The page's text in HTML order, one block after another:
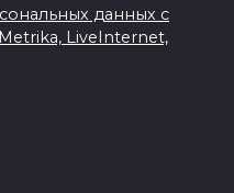
данных с
LiveInternet,